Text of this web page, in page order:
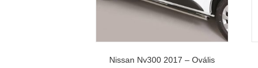
Nissan Nv300 2017 – Ovális